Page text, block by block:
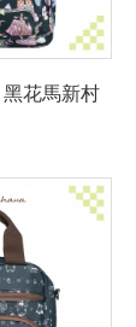
黑花馬新村